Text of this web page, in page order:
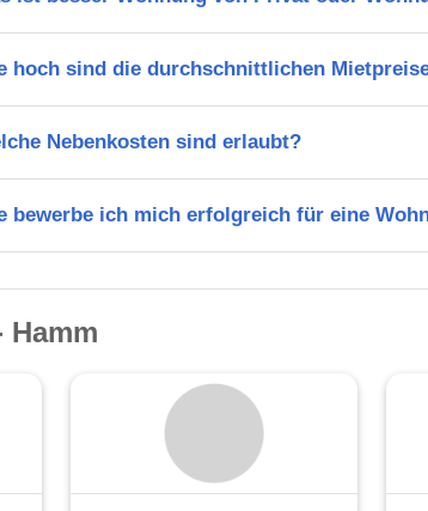
hoch sind die durchschnittlichen
Nebenkosten sind erlaubt?
bewerbe ich mich erfolgreich für eine
Hamm